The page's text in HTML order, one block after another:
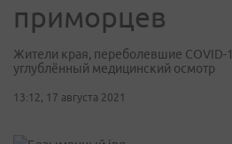
приморцев
Жители края, переболевшие COVID-
углублённый медицинский осмотр
13:12, 17 августа 2021